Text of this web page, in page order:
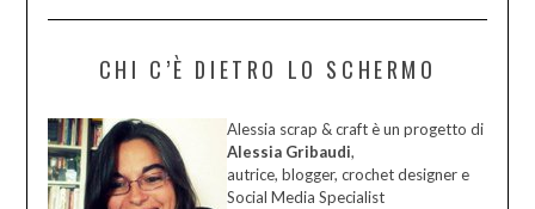
CHI C’È DIETRO LO SCHERMO
Alessia scrap & craft è un progetto di
Alessia Gribaudi,
autrice, blogger, crochet designer e
Social Media Specialist